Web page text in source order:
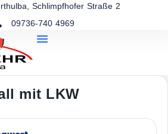
Schlimpfhofer Straße 2
09736-740 4969
mit LKW